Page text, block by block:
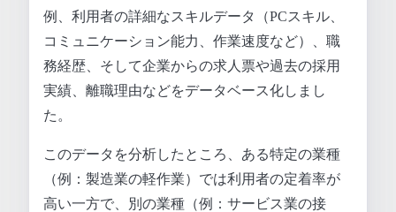
例、利用者の詳細なスキルデータ（PCスキル、
コミュニケーション能力、作業速度など）、職
務経歴、そして企業からの求人票や過去の採用
実績、離職理由などをデータベース化しまし
た。
このデータを分析したところ、ある特定の業種
（例：製造業の軽作業）では利用者の定着率が
高い一方で、別の業種（例：サービス業の接